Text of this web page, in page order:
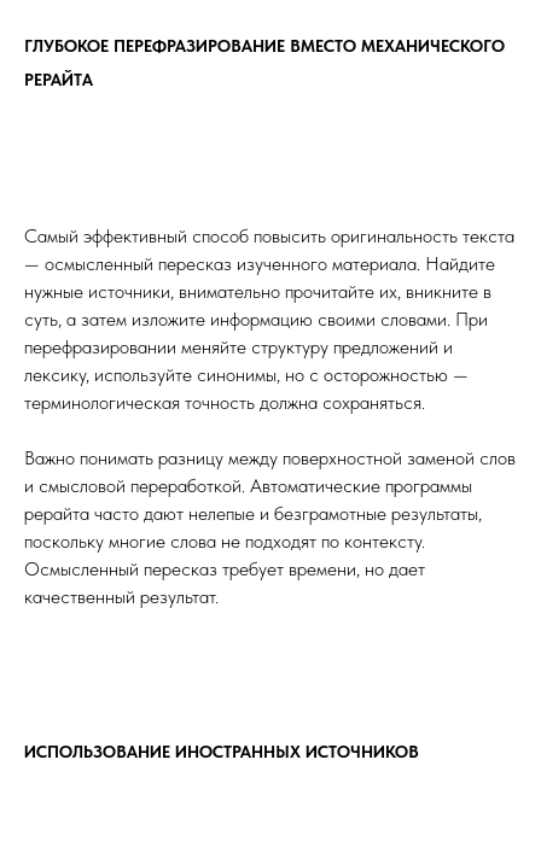
ГЛУБОКОЕ ПЕРЕФРАЗИРОВАНИЕ ВМЕСТО МЕХАНИЧЕСКОГО
РЕРАЙТА
Самый эффективный способ повысить оригинальность текста
— осмысленный пересказ изученного материала. Найдите
нужные источники, внимательно прочитайте их, вникните в
суть, а затем изложите информацию своими словами. При
перефразировании меняйте структуру предложений и
лексику, используйте синонимы, но с осторожностью —
терминологическая точность должна сохраняться.
Важно понимать разницу между поверхностной заменой слов
и смысловой переработкой. Автоматические программы
рерайта часто дают нелепые и безграмотные результаты,
поскольку многие слова не подходят по контексту.
Осмысленный пересказ требует времени, но дает
качественный результат.
ИСПОЛЬЗОВАНИЕ ИНОСТРАННЫХ ИСТОЧНИКОВ